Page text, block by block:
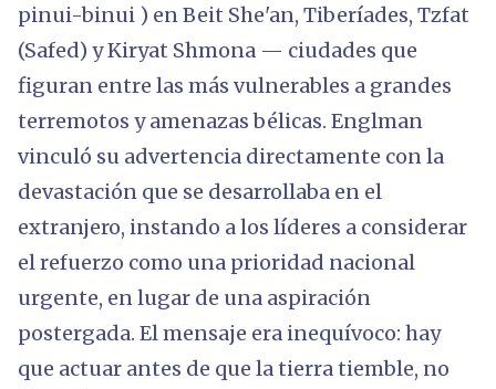
pinui-binui ) en Beit She'an, Tiberíades, Tzfat
(Safed) y Kiryat Shmona — ciudades que
figuran entre las más vulnerables a grandes
terremotos y amenazas bélicas. Englman
vinculó su advertencia directamente con la
devastación que se desarrollaba en el
extranjero, instando a los líderes a considerar
el refuerzo como una prioridad nacional
urgente, en lugar de una aspiración
postergada. El mensaje era inequívoco: hay
que actuar antes de que la tierra tiemble, no